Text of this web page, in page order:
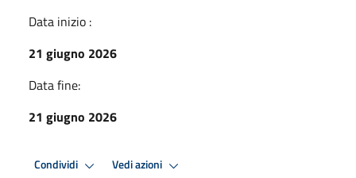
Data inizio :
21 giugno 2026
Data fine:
21 giugno 2026
Condividi Vedi azioni